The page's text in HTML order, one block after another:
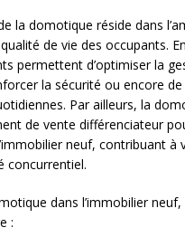
la domotique réside dans
de vie des occupants.
permettent d’optimiser la
la sécurité ou encore
Par ailleurs, la
de vente différenciateur
neuf, contribuant à
concurrentiel.
dans l’immobilier neuf,
: